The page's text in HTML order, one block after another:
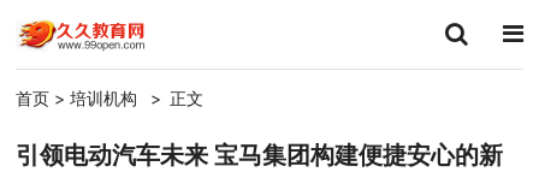
首页 >培训机构 > 正文
引领电动汽车未来 宝马集团构建便捷安心的新